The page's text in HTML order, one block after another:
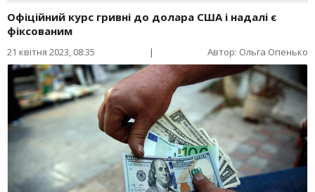
Офіційний курс гривні до долара США і надалі є
фіксованим
21 квітня 2023, 08:35 | Автор: Ольга Опенько